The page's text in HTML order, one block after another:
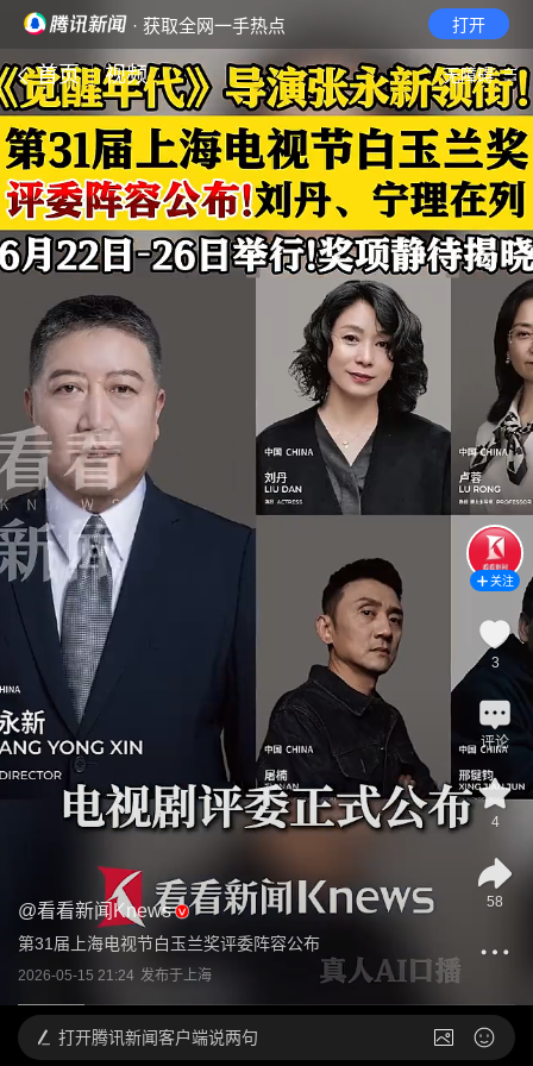
· 获取全网一手热点 打开
首页 视频 无障碍
@看看新闻Knews
第31届上海电视节白玉兰奖评委阵容公布
2026-05-15 21:24 发布于上海
关注
3
评论
4
58
打开腾讯新闻客户端说两句